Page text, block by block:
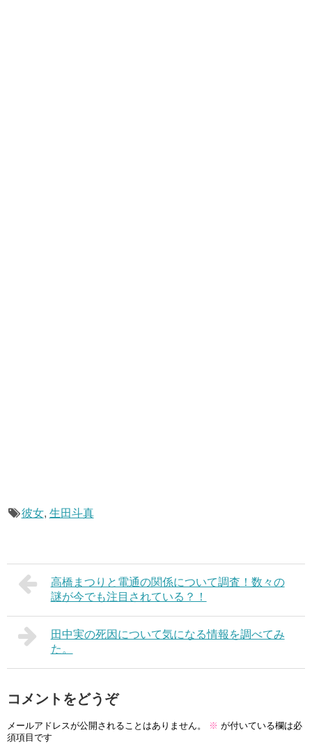
彼女, 生田斗真
高橋まつりと電通の関係について調査！数々の
謎が今でも注目されている？！
田中実の死因について気になる情報を調べてみ
た。
コメントをどうぞ
メールアドレスが公開されることはありません。 ※ が付いている欄は必
須項目です